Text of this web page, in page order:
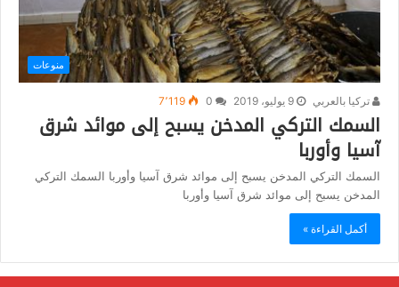
منوعات
تركيا بالعربي 9 يوليو، 2019 7٬119
السمك التركي المدخن يسبح إلى موائد شرق
آسيا وأوربا
السمك التركي المدخن يسبح إلى موائد شرق آسيا وأوربا السمك التركي
المدخن يسبح إلى موائد شرق آسيا وأوربا
أكمل القراءة »